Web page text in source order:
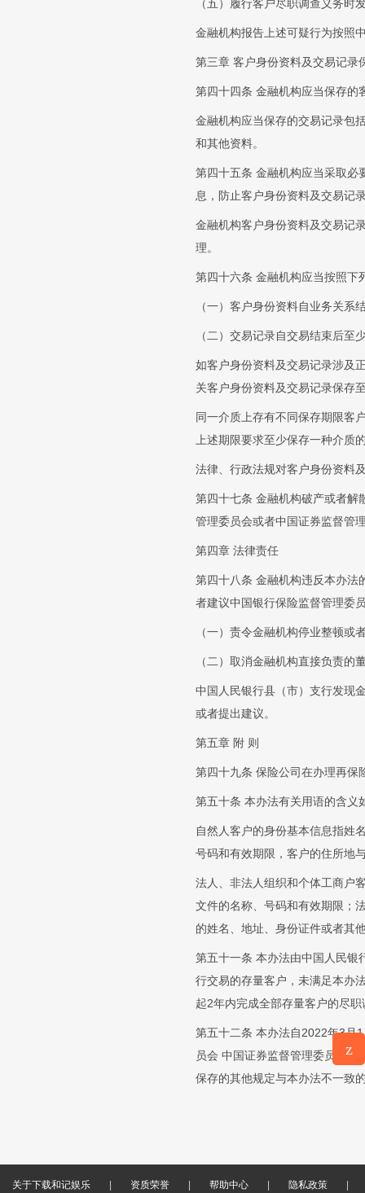
（五）履行客户尽职调查义务时
金融机构报告上述可疑行为按照
第三章 客户身份资料及交易记录
第四十四条 金融机构应当保存的
金融机构应当保存的交易记录包
和其他资料。
第四十五条 金融机构应当采取必
息，防止客户身份资料及交易记
金融机构客户身份资料及交易记
理。
第四十六条 金融机构应当按照下
（一）客户身份资料自业务关系
（二）交易记录自交易结束后至
如客户身份资料及交易记录涉及
关客户身份资料及交易记录保存
同一介质上存有不同保存期限客
上述期限要求至少保存一种介质
法律、行政法规对客户身份资料
第四十七条 金融机构破产或者解
管理委员会或者中国证券监督管
第四章 法律责任
第四十八条 金融机构违反本办法
者建议中国银行保险监督管理委
（一）责令金融机构停业整顿或
（二）取消金融机构直接负责
中国人民银行县（市）支行发现
或者提出建议。
第五章 附 则
第四十九条 保险公司在办理再保
第五十条 本办法有关用语的含义
自然人客户的身份基本信息指姓
号码和有效期限，客户的住所地
法人、非法人组织和个体工商户
文件的名称、号码和有效期限；
的姓名、地址、身份证件或者其
第五十一条 本办法由中国人民银
行交易的存量客户，未满足本办
起2年内完成全部存量客户的尽职
第五十二条 本办法自2022年3月
员会 中国证券监督管理委员会
保存的其他规定与本办法不一致
关于下载和记娱乐 | 资质荣誉 | 帮助中心 | 隐私政策 |
z
意见反